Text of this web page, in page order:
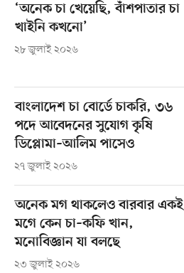
‘অনেক চা খেয়েছি, বাঁশপাতার চা
খাইনি কখনো’
২৮ জুলাই ২০২৬
বাংলাদেশ চা বোর্ডে চাকরি, ৩৬
পদে আবেদনের সুযোগ কৃষি
ডিপ্লোমা–আলিম পাসেও
২৭ জুলাই ২০২৬
অনেক মগ থাকলেও বারবার একই
মগে কেন চা–কফি খান,
মনোবিজ্ঞান যা বলছে
২৩ জুলাই ২০২৬